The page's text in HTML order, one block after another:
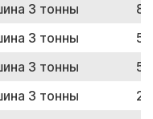
3 тонны
3 тонны
3 тонны
3 тонны